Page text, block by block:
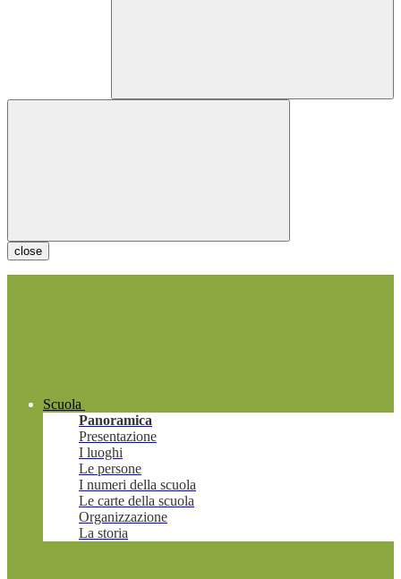
close
Scuola
Panoramica
Presentazione
I luoghi
Le persone
I numeri della scuola
Le carte della scuola
Organizzazione
La storia